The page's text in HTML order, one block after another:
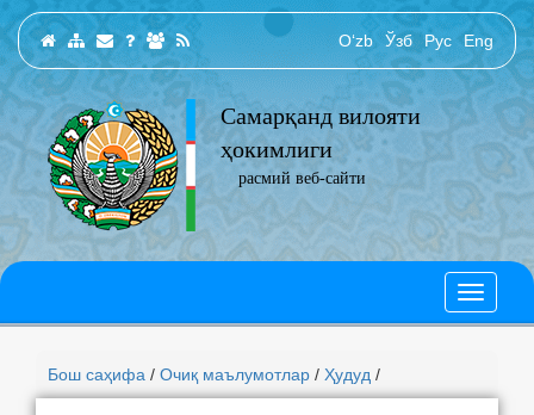
O‘zb Ўзб Рус Eng
Самарқанд вилояти
ҳокимлиги
расмий веб-сайти
Бош саҳифа / Очиқ маълумотлар / Ҳудуд /